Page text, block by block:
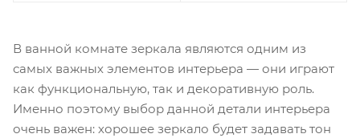
В ванной комнате зеркала являются одним из
самых важных элементов интерьера — они играют
как функциональную, так и декоративную роль.
Именно поэтому выбор данной детали интерьера
очень важен: хорошее зеркало будет задавать тон